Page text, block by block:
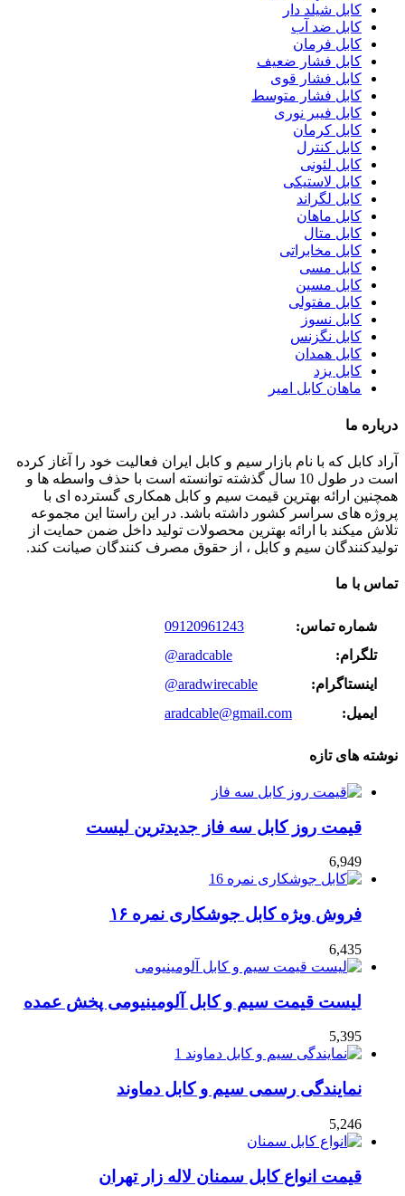
کابل شیلد دار
کابل ضد آب
کابل فرمان
کابل فشار ضعیف
کابل فشار قوی
کابل فشار متوسط
کابل فیبر نوری
کابل کرمان
کابل کنترل
کابل لئونی
کابل لاستیکی
کابل لگراند
کابل ماهان
کابل متال
کابل مخابراتی
کابل مسی
کابل مسین
کابل مفتولی
کابل نسوز
کابل نگزنس
کابل همدان
کابل یزد
ماهان کابل امیر
درباره ما
آراد کابل که با نام بازار سیم و کابل ایران فعالیت خود را آغاز کرده
است در طول 10 سال گذشته توانسته است با حذف واسطه ها و
همچنین ارائه بهترین قیمت سیم و کابل همکاری گسترده ای با
پروژه های سراسر کشور داشته باشد. در این راستا این مجموعه
تلاش میکند با ارائه بهترین محصولات تولید داخل ضمن حمایت از
تولیدکنندگان سیم و کابل ، از حقوق مصرف کنندگان صیانت کند.
تماس با ما
شماره تماس:
09120961243
تلگرام:
@aradcable
اینستاگرام:
@aradwirecable
ایمیل:
aradcable@gmail.com
نوشته های تازه
قیمت روز کابل سه فاز جدیدترین لیست
6,949
فروش ویژه کابل جوشکاری نمره ۱۶
6,435
لیست قیمت سیم و کابل آلومینیومی پخش عمده
5,395
نمایندگی رسمی سیم و کابل دماوند
5,246
قیمت انواع کابل سمنان لاله زار تهران